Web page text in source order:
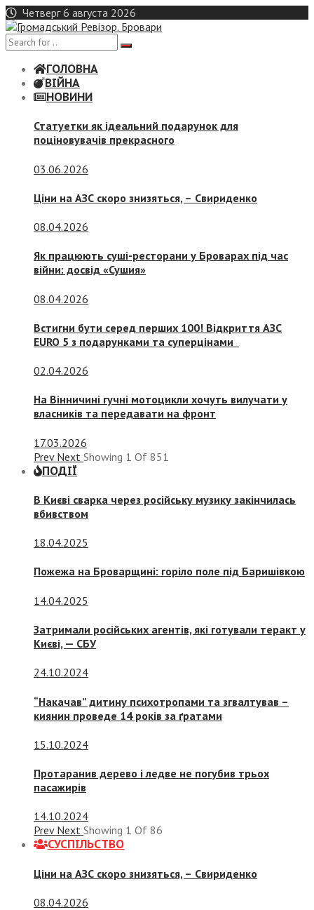
Skip
to
content
Четверг 6 августа 2026
ГОЛОВНА
ВІЙНА
НОВИНИ
Статуетки як ідеальний подарунок для
поціновувачів прекрасного
03.06.2026
Ціни на АЗС скоро знизяться, – Свириденко
08.04.2026
Як працюють суші-ресторани у Броварах під час
війни: досвід «Сушия»
08.04.2026
Встигни бути серед перших 100! Відкриття АЗС
EURO 5 з подарунками та суперцінами
02.04.2026
На Вінничині гучні мотоцикли хочуть вилучати у
власників та передавати на фронт
17.03.2026
Prev Next Showing 1 Of 851
ПОДІЇ
В Києві сварка через російську музику закінчилась
вбивством
18.04.2025
Пожежа на Броварщині: горіло поле під Баришівкою
14.04.2025
Затримали російських агентів, які готували теракт у
Києві, — СБУ
24.10.2024
“Накачав” дитину психотропами та згвалтував –
киянин проведе 14 років за ґратами
15.10.2024
Протаранив дерево і ледве не погубив трьох
пасажирів
14.10.2024
Prev Next Showing 1 Of 86
СУСПIЛЬСТВО
Ціни на АЗС скоро знизяться, – Свириденко
08.04.2026